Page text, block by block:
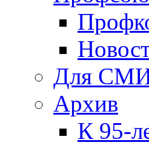
Для
Архив
К 95-